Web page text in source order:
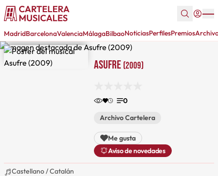
MadridBarcelonaValenciaMálagaBilbaoNoticiasPerfilesPremios
Asufre (2009)
0
Archivo Cartelera
Me gusta
Aviso de novedades
Castellano / Catalán